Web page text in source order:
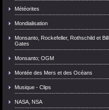
Météorites
Mondialisation
Monsanto, Rockefeller, Rothschild et Bill
Gates
Monsanto; OGM
Montée des Mers et des Océans
Musique - Clips
NASA, NSA